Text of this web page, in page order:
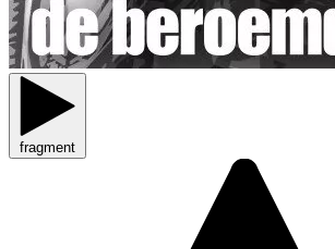
fragment